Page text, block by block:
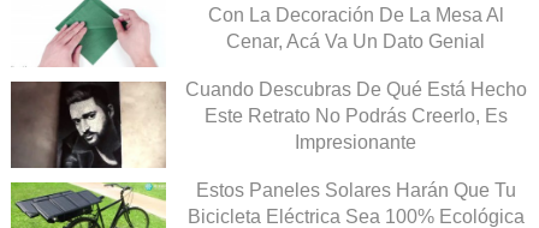
Con La Decoración De La Mesa Al
Cenar, Acá Va Un Dato Genial
Cuando Descubras De Qué Está Hecho
Este Retrato No Podrás Creerlo, Es
Impresionante
Estos Paneles Solares Harán Que Tu
Bicicleta Eléctrica Sea 100% Ecológica